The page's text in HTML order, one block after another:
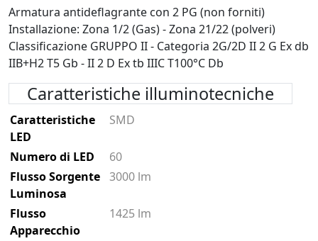
Armatura antideflagrante con 2 PG (non forniti)
Installazione: Zona 1/2 (Gas) - Zona 21/22 (polveri)
Classificazione GRUPPO II - Categoria 2G/2D II 2 G Ex db
IIB+H2 T5 Gb - II 2 D Ex tb IIIC T100°C Db
Caratteristiche illuminotecniche
Caratteristiche
LED
SMD
Numero di LED
60
Flusso Sorgente
Luminosa
3000 lm
Flusso
Apparecchio
1425 lm